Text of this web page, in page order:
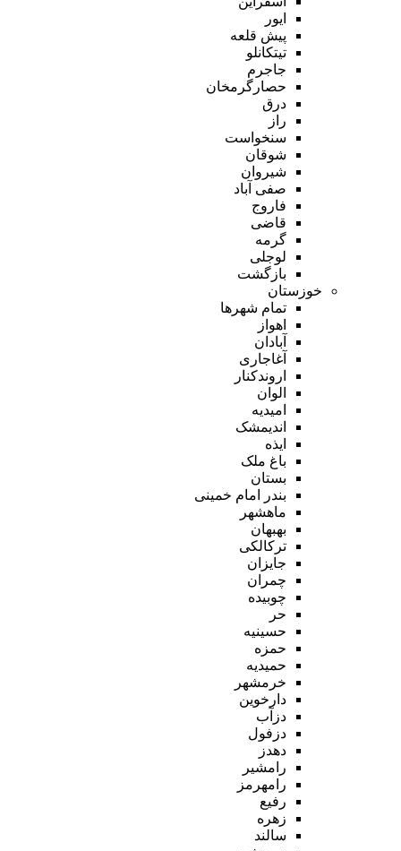
ایور
پیش قلعه
تیتکانلو
جاجرم
حصارگرمخان
درق
راز
سنخواست
شوقان
شیروان
صفی آباد
فاروج
قاضی
گرمه
لوجلی
بازگشت
خوزستان
تمام شهر‌ها
اهواز
آبادان
آغاجاری
اروندکنار
الوان
امیدیه
اندیمشک
ایذه
باغ ملک
بستان
بندر امام خمینی
ماهشهر
بهبهان
ترکالکی
جایزان
چمران
چوبیده
حر
حسینیه
حمزه
حمیدیه
خرمشهر
دارخوین
دزآب
دزفول
دهدز
رامشیر
رامهرمز
رفیع
زهره
سالند